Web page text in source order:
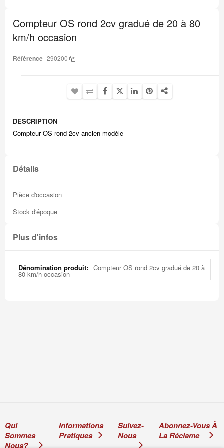
début
de
la
d’images
Compteur OS rond 2cv gradué de 20 à 80
km/h occasion
Référence 290200
DESCRIPTION
Compteur OS rond 2cv ancien modèle
Détails
Pièce d'occasion
Stock d'époque
Plus d'infos
Plus
d'infos
Compteur OS rond 2cv gradué de 20 à
80 km/h occasion
Qui
Sommes
Nous?
Informations
Pratiques
Suivez-
Nous
Abonnez-Vous À
La Réclame